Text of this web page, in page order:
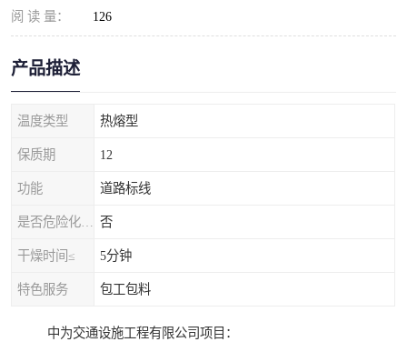
阅 读 量： 126
产品描述
温度类型 热熔型
保质期 12
功能 道路标线
否
干燥时间≤ 5分钟
特色服务 包工包料
中为交通设施工程有限公司项目：